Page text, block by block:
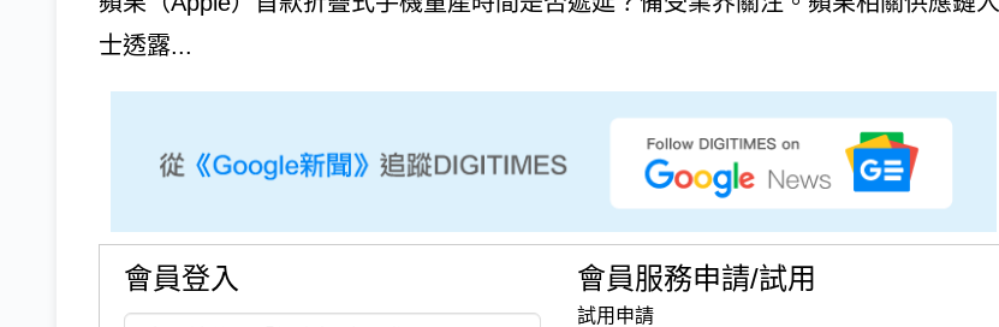
士透露...
會員登入 會員服務申請/試用
試用申請